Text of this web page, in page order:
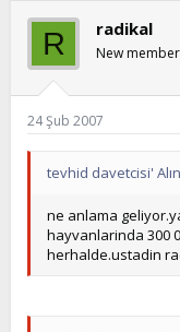
R radikal
New member
24 Şub 2007
tevhid davetcisi'
ne anlama
hayvanlarinda 300
herhalde.ustadin